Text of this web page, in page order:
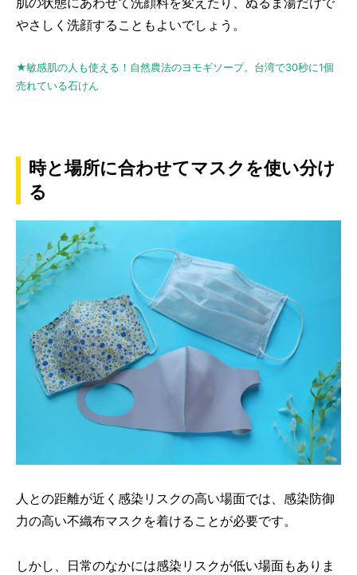
やさしく洗顔することもよいでしょう。
★敏感肌の人も使える！自然農法のヨモギソープ。台湾で30秒に1個
売れている石けん
時と場所に合わせてマスクを使い分け
る
人との距離が近く感染リスクの高い場面では、感染防御
力の高い不織布マスクを着けることが必要です。
しかし、日常のなかには感染リスクが低い場面もありま